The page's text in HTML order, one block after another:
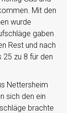
Mit den
wurde
gaben
Rest und nach
25 zu 8 für den
Nettersheim
sich den ein
brachte